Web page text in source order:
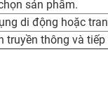
sản phẩm.
di động hoặc
truyền thông và tiếp